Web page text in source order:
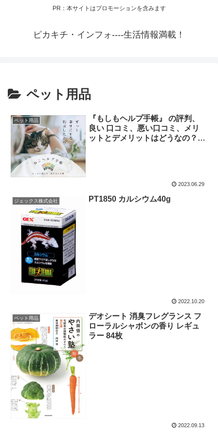
PR：本サイトはプロモーションを含みます
ピカキチ・インフォ----生活情報満載！
ペット用品
ペット用品
『もしもヘルプ手帳』 の評判、
良い 口コミ、悪い口コミ、メリ
ットとデメリットはどうなの？
2023.06.29
ジェックス株式会社 PT1850 カルシウム40g
2022.10.20
ペット用品
デオシート 消臭フレグランス フ
ローラルシャボンの香り レギュ
ラー 84枚
2022.09.13